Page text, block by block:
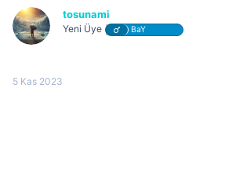
tosunami
Yeni Üye BaY
5 Kas 2023